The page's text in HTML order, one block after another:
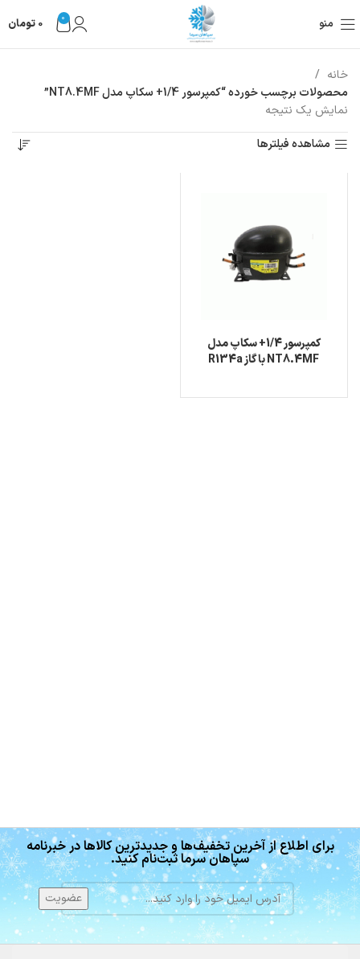
منو 0
0 تومان
خانه
محصولات برچسب خورده “کمپرسور 1/4+ سکاپ مدل NT8.4MF”
نمایش یک نتیجه
مشاهده فیلترها
کمپرسور 1/4+ سکاپ مدل
NT8.4MF با گاز R134a
برای اطلاع از آخرین تخفیف‌ها و جدیدترین کالاها در خبرنامه
سپاهان سرما ثبت‌نام کنید.